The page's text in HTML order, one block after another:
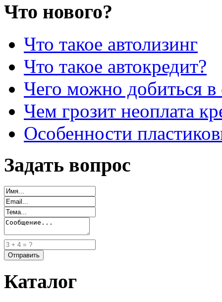
Что нового?
Что такое автолизинг
Что такое автокредит?
Чего можно добиться в
Чем грозит неоплата
Особенности
Задать вопрос
Каталог